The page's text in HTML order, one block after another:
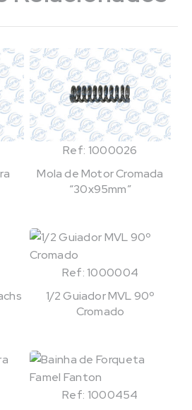
Ref: 1000026
Mola de Motor Cromada
“30x95mm”
Ref: 1000004
1/2 Guiador MVL 90º
Cromado
Ref: 1000454